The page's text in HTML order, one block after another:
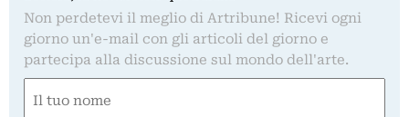
Non perdetevi il meglio di Artribune! Ricevi ogni
giorno un'e-mail con gli articoli del giorno e
partecipa alla discussione sul mondo dell'arte.
(Required)